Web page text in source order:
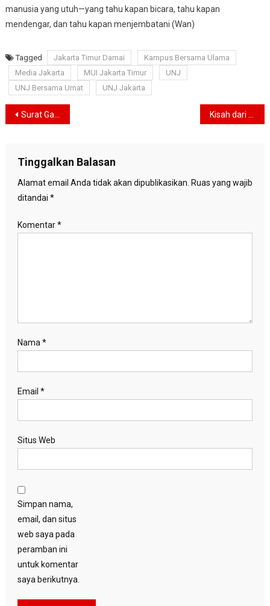
manusia yang utuh—yang tahu kapan bicara, tahu kapan
mendengar, dan tahu kapan menjembatani (Wan)
Tagged Jakarta Timur Damai
Kampus Bersama Ulama
Media Jakarta
MUI Jakarta Timur
UNJ
UNJ Bersama Umat
UNJ Jakarta
Navigasi
Surat Gallant kepada Pemimpin Tertinggi Iran: Pengakuan Kecemasan Strategis atau Proyeksi Kekuatan?
Tinggalkan Balasan
Alamat email Anda tidak akan dipublikasikan. Ruas yang wajib
ditandai *
Komentar*
Nama *
Email *
Situs Web
Simpan nama,
email, dan situs
web saya pada
peramban ini
untuk komentar
saya berikutnya.